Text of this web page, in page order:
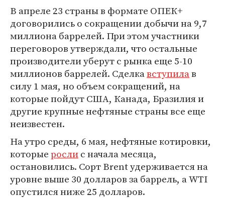
В апреле 23 страны в формате ОПЕК+
договорились о сокращении добычи на 9,7
миллиона баррелей. При этом участники
переговоров утверждали, что остальные
производители уберут с рынка еще 5-10
миллионов баррелей. Сделкавступилав
силу 1 мая, но объем сокращений, на
которые пойдут США, Канада, Бразилия и
другие крупные нефтяные страны все еще
неизвестен.
На утро среды, 6 мая, нефтяные котировки,
которыерослис начала месяца,
остановились. Сорт Brent удерживается на
уровне выше 30 долларов за баррель, а WTI
опустился ниже 25 долларов.